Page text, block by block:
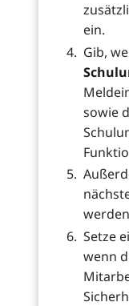
ein.
Gib,
sowie
Setze
wenn